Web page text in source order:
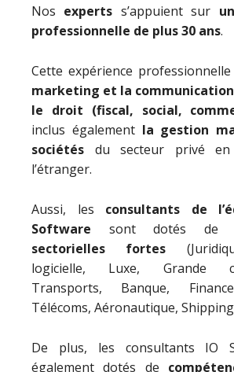
Nos experts s’appuient sur
professionnelle de plus 30 ans.
Cette expérience
marketing et la
le droit (fiscal, social,
inclus également la gestion
sociétés du secteur privé
l’étranger.
Aussi, les consultants de
Software sont dotés de
sectorielles fortes
logicielle, Luxe, Grande
Transports, Banque,
Télécoms, Aéronautique,
De plus, les consultants IO
également dotés de